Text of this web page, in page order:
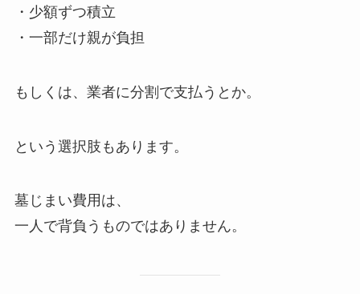
・少額ずつ積立
・一部だけ親が負担
もしくは、業者に分割で支払うとか。
という選択肢もあります。
墓じまい費用は、
一人で背負うものではありません。